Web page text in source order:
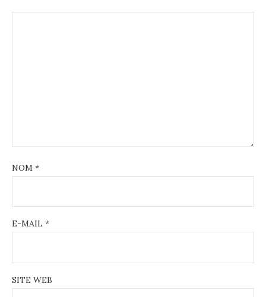
NOM *
E-MAIL *
SITE WEB